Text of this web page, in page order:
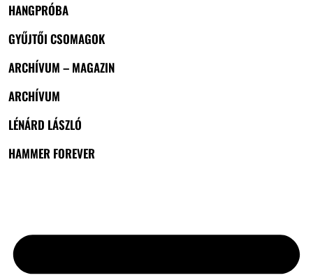
HANGPRÓBA
GYŰJTŐI CSOMAGOK
ARCHÍVUM – MAGAZIN
ARCHÍVUM
LÉNÁRD LÁSZLÓ
HAMMER FOREVER